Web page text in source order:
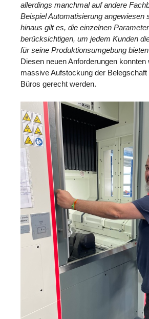
allerdings manchmal auf andere
Beispiel Automatisierung angewiesen
hinaus gilt es, die einzelnen
berücksichtigen, um jedem Kunden
für seine Produktionsumgebung
Diesen neuen Anforderungen
massive Aufstockung der
Büros gerecht werden.